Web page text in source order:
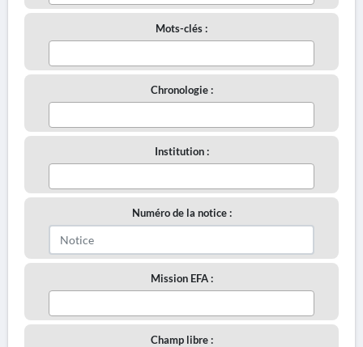
Mots-clés :
Chronologie :
Institution :
Numéro de la notice :
Mission EFA :
Champ libre :